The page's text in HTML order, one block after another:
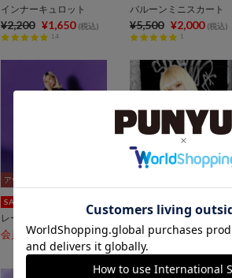
インナーキュロット
¥2,200 ¥1,650 (税込)
14
バルーンミニスカート
¥5,500 ¥2,000 (税込)
1
アウトレット
アウトレット
SALE
レースキャミワンピース
会員限定価格
バックオープンキャミワンピース
会員限定価格